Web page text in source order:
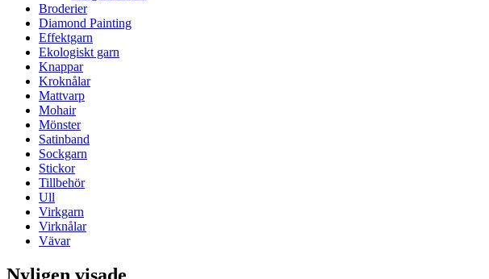
Broderier
Diamond Painting
Effektgarn
Ekologiskt garn
Knappar
Kroknålar
Mattvarp
Mohair
Mönster
Satinband
Sockgarn
Stickor
Tillbehör
Ull
Virkgarn
Virknålar
Vävar
Nyligen visade